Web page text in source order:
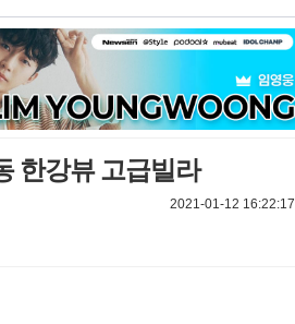
한강뷰 고급빌라
2021-01-12 16:22:17